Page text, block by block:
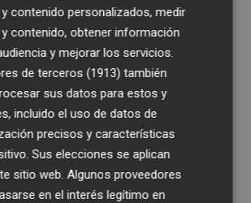
toda la actualidad de
en tu correo
Quiero suscribirme
contenido personalizados, medir
contenido, obtener información
y mejorar los servicios.
de terceros (1913) también
sus datos para estos y
incluido el uso de datos de
precisos y características
Sus elecciones se aplican
sitio web. Algunos proveedores
en el interés legítimo en